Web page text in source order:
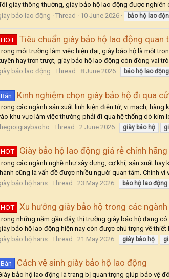
giày thông thường, giày bảo hộ lao động được nghiên
bảo lao động
Thread 10 June 2026 bảo hộ lao
HOT Tiêu chuẩn giày bảo hộ lao động quan
môi trường làm việc hiện đại, giày bảo hộ là một
hay trơn trượt, giày bảo hộ lao động còn đóng vai
bảo lao động
Thread 8 June 2026 bảo hộ lao động
Bán Kinh nghiệm chọn giày bảo hộ đi qua
các ngành sản xuất linh kiện điện tử, vi mạch,
khu vực làm việc thường phải đi qua hệ thống dò kim
Thread 2 June 2026 giày bảo hộ
HOT Giày bảo hộ lao động giá rẻ chính hãng
các ngành nghề như xây dựng, cơ khí, sản xuất
cũng là vấn đề được nhiều người quan tâm. Chính vì
bảo hộ hans
Thread 23 May 2026 bảo hộ lao động
HOT Xu hướng giày bảo hộ trong các ngành
những năm gần đây, thị trường giày bảo hộ đang
bảo hộ lao động hiện nay còn được chú trọng về thiết
bảo hộ hans
Thread 21 May 2026 giày bảo hộ
Bán Cách vệ sinh giày bảo hộ lao động
bảo hộ lao động là trang bị quan trọng giúp bảo vệ